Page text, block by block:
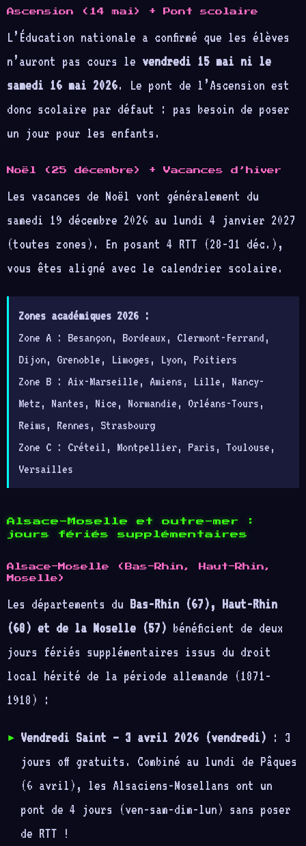
Ascension (14 mai) + Pont scolaire
L’Éducation nationale a confirmé que les élèves
n’auront pas cours le vendredi 15 mai ni le
samedi 16 mai 2026. Le pont de l’Ascension est
donc scolaire par défaut : pas besoin de poser
un jour pour les enfants.
Noël (25 décembre) + Vacances d’hiver
Les vacances de Noël vont généralement du
samedi 19 décembre 2026 au lundi 4 janvier 2027
(toutes zones). En posant 4 RTT (28-31 déc.),
vous êtes aligné avec le calendrier scolaire.
Zones académiques 2026 :
Zone A : Besançon, Bordeaux, Clermont-Ferrand,
Dijon, Grenoble, Limoges, Lyon, Poitiers
Zone B : Aix-Marseille, Amiens, Lille, Nancy-
Metz, Nantes, Nice, Normandie, Orléans-Tours,
Reims, Rennes, Strasbourg
Zone C : Créteil, Montpellier, Paris, Toulouse,
Versailles
Alsace-Moselle et outre-mer :
jours fériés supplémentaires
Alsace-Moselle (Bas-Rhin, Haut-Rhin,
Moselle)
Les départements du Bas-Rhin (67), Haut-Rhin
(68) et de la Moselle (57) bénéficient de deux
jours fériés supplémentaires issus du droit
local hérité de la période allemande (1871-
1918) :
Vendredi Saint — 3 avril 2026 (vendredi) : 3
jours off gratuits. Combiné au lundi de Pâques
(6 avril), les Alsaciens-Mosellans ont un
pont de 4 jours (ven-sam-dim-lun) sans poser
de RTT !